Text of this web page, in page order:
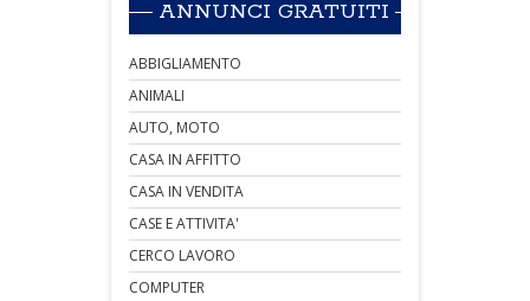
ANNUNCI GRATUITI
ABBIGLIAMENTO
ANIMALI
AUTO, MOTO
CASA IN AFFITTO
CASA IN VENDITA
CASE E ATTIVITA'
CERCO LAVORO
COMPUTER